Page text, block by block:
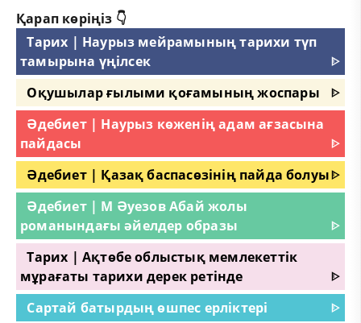
Қарап көріңіз 👇
Тарих | Наурыз мейрамының тарихи түп
тамырына үңілсек
ᐈ
Оқушылар ғылыми қоғамының жоспары
ᐈ
Әдебиет | Наурыз көженің адам ағзасына
пайдасы
ᐈ
Әдебиет | Қазақ баспасөзінің пайда болуыᐈ
Әдебиет | М Әуезов Абай жолы
романындағы әйелдер образы
ᐈ
Тарих | Ақтөбе облыстық мемлекеттік
мұрағаты тарихи дерек ретінде
ᐈ
Сартай батырдың өшпес ерліктері
ᐈ